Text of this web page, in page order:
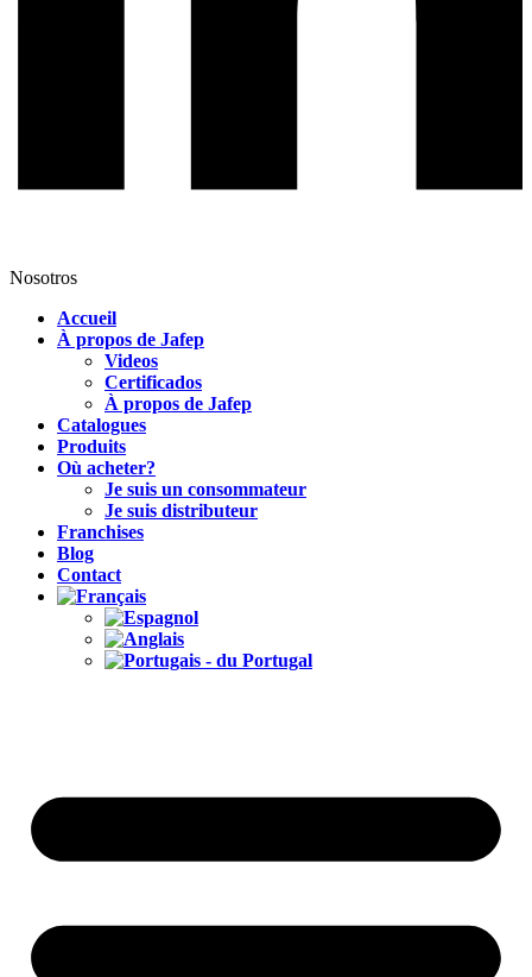
Nosotros
Accueil
À propos de Jafep
Videos
Certificados
À propos de Jafep
Catalogues
Produits
Où acheter?
Je suis un consommateur
Je suis distributeur
Franchises
Blog
Contact